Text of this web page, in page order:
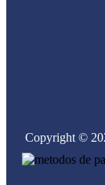
Copyright ©